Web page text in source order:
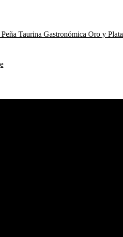
Taurina Gastronómica Oro y Plata